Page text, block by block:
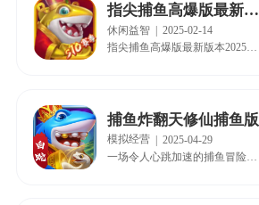
指尖捕鱼高爆版最新版本2025
休闲益智
2025-02-14
指尖捕鱼高爆版最新版本2025是一款充满乐趣与挑战的休闲捕鱼类手游。游戏完美复刻了经典街机捕鱼的玩法，同时融入了多样化的捕鱼模式和新颖的游戏元素，让玩家在指尖就能体验到捕鱼的无限乐趣。快来18183下载~
捕鱼炸翻天修仙捕鱼版
模拟经营 | 2025-04-29
一场令人心跳加速的捕鱼冒险即将揭开序幕！捕鱼炸翻天修仙捕鱼最新版震撼来袭！全新3D渔场，超强美术表现力，震撼的视听盛宴！姚记出品官方正版，金币福利再升级！！快来《捕鱼炸翻天》这个充满魅力的捕鱼世界里找到属于自己的快乐。